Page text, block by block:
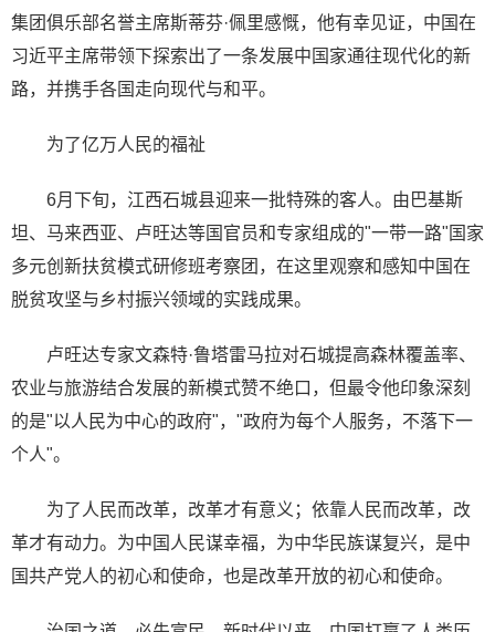
集团俱乐部名誉主席斯蒂芬·佩里感慨，他有幸见证，中国在
习近平主席带领下探索出了一条发展中国家通往现代化的新
路，并携手各国走向现代与和平。
为了亿万人民的福祉
6月下旬，江西石城县迎来一批特殊的客人。由巴基斯
坦、马来西亚、卢旺达等国官员和专家组成的"一带一路"国家
多元创新扶贫模式研修班考察团，在这里观察和感知中国在
脱贫攻坚与乡村振兴领域的实践成果。
卢旺达专家文森特·鲁塔雷马拉对石城提高森林覆盖率、
农业与旅游结合发展的新模式赞不绝口，但最令他印象深刻
的是"以人民为中心的政府"，"政府为每个人服务，不落下一
个人"。
为了人民而改革，改革才有意义；依靠人民而改革，改
革才有动力。为中国人民谋幸福，为中华民族谋复兴，是中
国共产党人的初心和使命，也是改革开放的初心和使命。